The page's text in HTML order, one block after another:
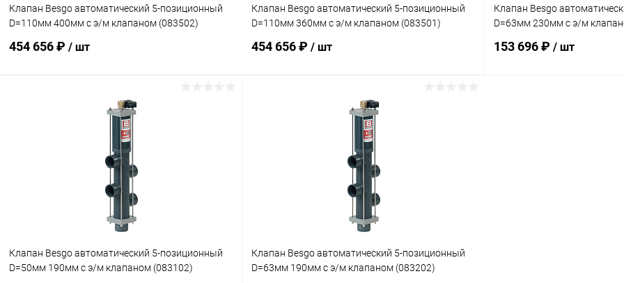
Клапан Besgo автоматический 5-позиционный
D=110мм 400мм с э/м клапаном (083502)
454 656 ₽ / шт
В корзину
Клапан Besgo автоматический 5-позиционный
D=110мм 360мм с э/м клапаном (083501)
454 656 ₽ / шт
В корзину
Клапан Besgo
D=63мм 230мм с э/м
153 696 ₽ / шт
Клапан Besgo автоматический 5-позиционный
D=50мм 190мм с э/м клапаном (083102)
Клапан Besgo автоматический 5-позиционный
D=63мм 190мм с э/м клапаном (083202)